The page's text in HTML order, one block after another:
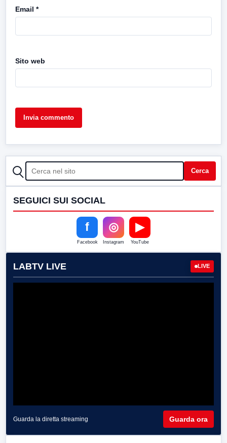
Email *
Sito web
CERCA Cerca
SEGUICI SUI SOCIAL
f
Facebook
◎
Instagram
▶
YouTube
LABTV LIVE LIVE
Guarda la diretta streaming Guarda ora